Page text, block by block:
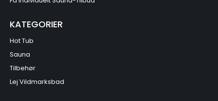
KATEGORIER
Hot Tub
Sauna
Tilbehør
Lej Vildmarksbad